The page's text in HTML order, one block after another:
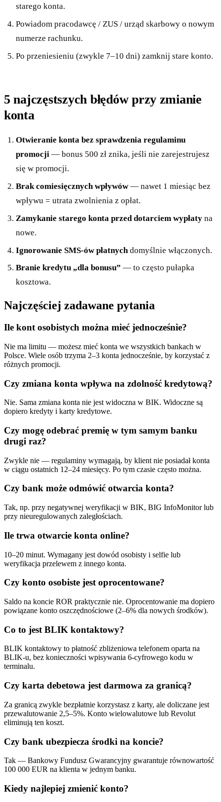
starego konta.
Powiadom pracodawcę / ZUS / urząd skarbowy o nowym
numerze rachunku.
Po przeniesieniu (zwykle 7–10 dni) zamknij stare konto.
5 najczęstszych błędów przy zmianie
konta
Otwieranie konta bez sprawdzenia regulaminu
promocji — bonus 500 zł znika, jeśli nie zarejestrujesz
się w promocji.
Brak comiesięcznych wpływów— nawet 1 miesiąc bez
wpływu = utrata zwolnienia z opłat.
Zamykanie starego konta przed dotarciem wypłaty na
nowe.
Ignorowanie SMS-ów płatnych domyślnie włączonych.
Branie kredytu „dla bonusu” — to często pułapka
kosztowa.
Najczęściej zadawane pytania
Ile kont osobistych można mieć jednocześnie?
Nie ma limitu — możesz mieć konta we wszystkich bankach w
Polsce. Wiele osób trzyma 2–3 konta jednocześnie, by korzystać z
różnych promocji.
Czy zmiana konta wpływa na zdolność kredytową?
Nie. Sama zmiana konta nie jest widoczna w BIK. Widoczne są
dopiero kredyty i karty kredytowe.
Czy mogę odebrać premię w tym samym banku
drugi raz?
Zwykle nie — regulaminy wymagają, by klient nie posiadał konta
w ciągu ostatnich 12–24 miesięcy. Po tym czasie często można.
Czy bank może odmówić otwarcia konta?
Tak, np. przy negatywnej weryfikacji w BIK, BIG InfoMonitor lub
przy nieuregulowanych zaległościach.
Ile trwa otwarcie konta online?
10–20 minut. Wymagany jest dowód osobisty i selfie lub
weryfikacja przelewem z innego konta.
Czy konto osobiste jest oprocentowane?
Saldo na koncie ROR praktycznie nie. Oprocentowanie ma dopiero
powiązane konto oszczędnościowe (2–6% dla nowych środków).
Co to jest BLIK kontaktowy?
BLIK kontaktowy to płatność zbliżeniowa telefonem oparta na
BLIK-u, bez konieczności wpisywania 6-cyfrowego kodu w
terminalu.
Czy karta debetowa jest darmowa za granicą?
Za granicą zwykle bezpłatnie korzystasz z karty, ale doliczane jest
przewalutowanie 2,5–5%. Konto wielowalutowe lub Revolut
eliminują ten koszt.
Czy bank ubezpiecza środki na koncie?
Tak — Bankowy Fundusz Gwarancyjny gwarantuje równowartość
100 000 EUR na klienta w jednym banku.
Kiedy najlepiej zmienić konto?